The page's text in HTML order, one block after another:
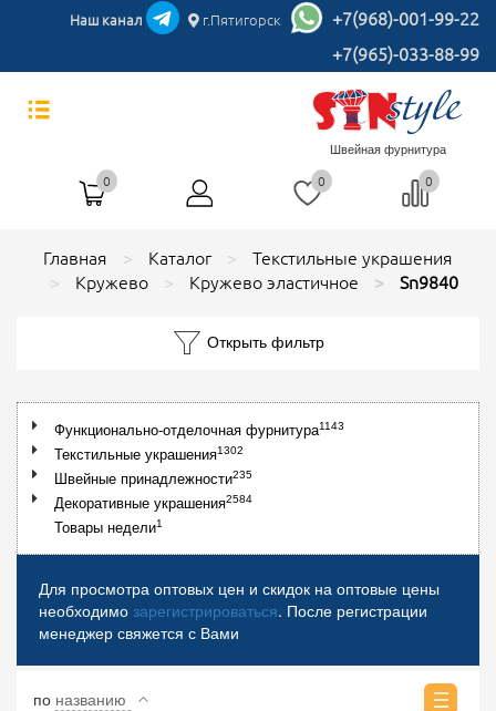
Наш канал г.Пятигорск
+7(968)-001-99-22
+7(965)-033-88-99
Швейная фурнитура
0 0 0
Главная Каталог
Текстильные украшения
Кружево
Кружево эластичное Sn9840
Открыть фильтр
Функционально-отделочная фурнитура1143
Текстильные украшения1302
Швейные принадлежности235
Декоративные украшения2584
Товары недели1
Для просмотра оптовых цен и скидок на оптовые цены
необходимо зарегистрироваться. После регистрации
менеджер свяжется с Вами
по названию